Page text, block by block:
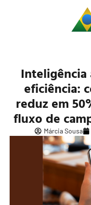
eficiência:
reduz em
fluxo de
Márcia Sousa